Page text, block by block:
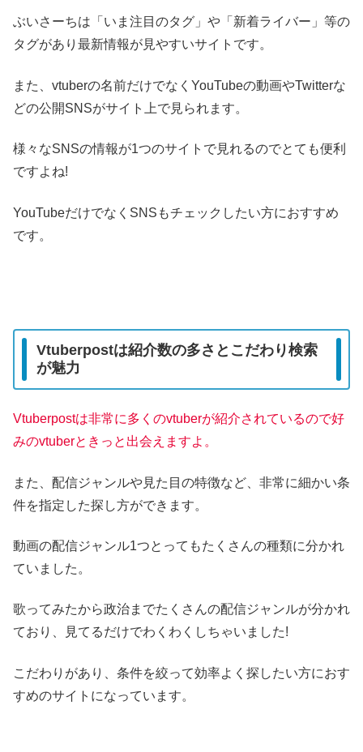
ぶいさーちは「いま注目のタグ」や「新着ライバー」等の
タグがあり最新情報が見やすいサイトです。
また、vtuberの名前だけでなくYouTubeの動画やTwitterな
どの公開SNSがサイト上で見られます。
様々なSNSの情報が1つのサイトで見れるのでとても便利
ですよね!
YouTubeだけでなくSNSもチェックしたい方におすすめ
です。
Vtuberpostは紹介数の多さとこだわり検索
が魅力
Vtuberpostは非常に多くのvtuberが紹介されているので好
みのvtuberときっと出会えますよ。
また、配信ジャンルや見た目の特徴など、非常に細かい条
件を指定した探し方ができます。
動画の配信ジャンル1つとってもたくさんの種類に分かれ
ていました。
歌ってみたから政治までたくさんの配信ジャンルが分かれ
ており、見てるだけでわくわくしちゃいました!
こだわりがあり、条件を絞って効率よく探したい方におす
すめのサイトになっています。